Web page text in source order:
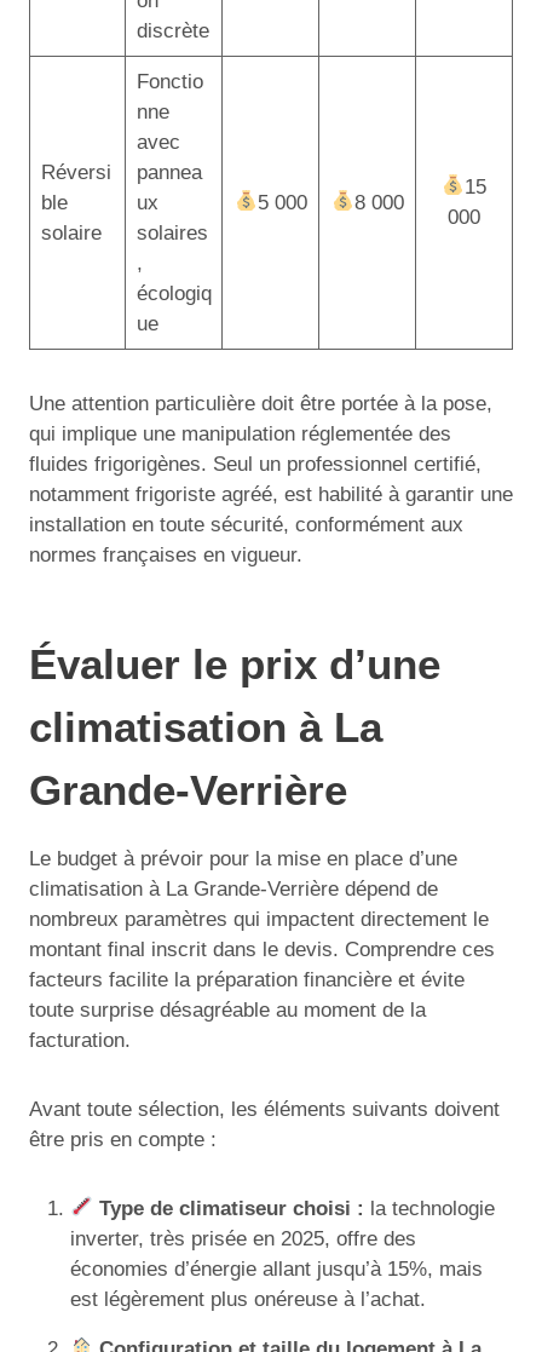
discrète
Réversi
ble
solaire
Fonctio
nne
avec
pannea
ux
solaires
,
écologiq
ue
5 000 8 000
15
000
Une attention particulière doit être portée à la pose,
qui implique une manipulation réglementée des
fluides frigorigènes. Seul un professionnel certifié,
notamment frigoriste agréé, est habilité à garantir une
installation en toute sécurité, conformément aux
normes françaises en vigueur.
Évaluer le prix d’une
climatisation à La
Grande-Verrière
Le budget à prévoir pour la mise en place d’une
climatisation à La Grande-Verrière dépend de
nombreux paramètres qui impactent directement le
montant final inscrit dans le devis. Comprendre ces
facteurs facilite la préparation financière et évite
toute surprise désagréable au moment de la
facturation.
Avant toute sélection, les éléments suivants doivent
être pris en compte :
Type de climatiseur choisi : la technologie
inverter, très prisée en 2025, offre des
économies d’énergie allant jusqu’à 15%, mais
est légèrement plus onéreuse à l’achat.